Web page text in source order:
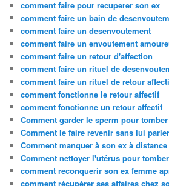
comment faire pour recuperer son ex
comment faire un bain de
comment faire un desenvoutement
comment faire un envoutement
comment faire un retour d'affection
comment faire un rituel de
comment faire un rituel de retour
comment fonctionne le retour affectif
comment fonctionne un retour affectif
Comment garder le sperm pour
Comment le faire revenir sans lui parler
Comment manquer à son ex à distance
Comment nettoyer l'utérus pour
comment reconquerir son ex femme
comment récupérer ses affaires chez